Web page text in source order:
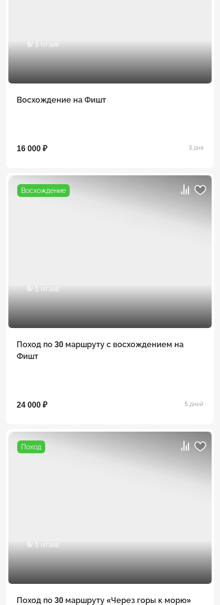
5/ 1 отзыв
Восхождение на Фишт
16 000 ₽ 3 дня
Восхождение
5/ 1 отзыв
Поход по 30 маршруту с восхождением на
Фишт
24 000 ₽ 5 дней
Поход
5/ 1 отзыв
Поход по 30 маршруту «Через горы к морю»